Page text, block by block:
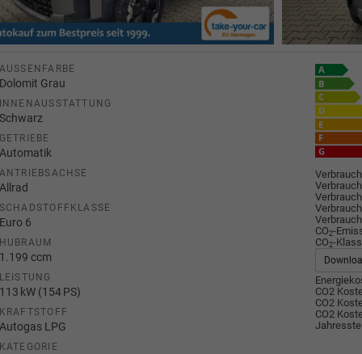
AUSSENFARBE
Dolomit Grau
INNENAUSSTATTUNG
Schwarz
GETRIEBE
Automatik
ANTRIEBSACHSE
Allrad
SCHADSTOFFKLASSE
Euro 6
HUBRAUM
1.199 ccm
LEISTUNG
113 kW (154 PS)
KRAFTSTOFF
Autogas LPG
KATEGORIE
CO2-
CO2-
CO2
CO2
CO2